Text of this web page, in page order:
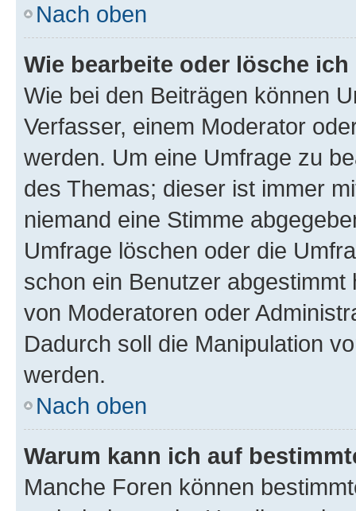
Nach oben
Wie bearbeite oder lösche
Wie bei den Beiträgen können
Verfasser, einem Moderator
werden. Um eine Umfrage zu
des Themas; dieser ist immer
niemand eine Stimme
Umfrage löschen oder die
schon ein Benutzer
von Moderatoren oder
Dadurch soll die Manipulation
werden.
Nach oben
Warum kann ich auf
Manche Foren können